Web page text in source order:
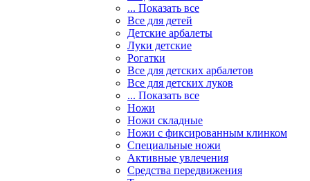
... Показать все
Все для детей
Детские арбалеты
Луки детские
Рогатки
Все для детских арбалетов
Все для детских луков
... Показать все
Ножи
Ножи складные
Ножи с фиксированным клинком
Специальные ножи
Активные увлечения
Средства передвижения